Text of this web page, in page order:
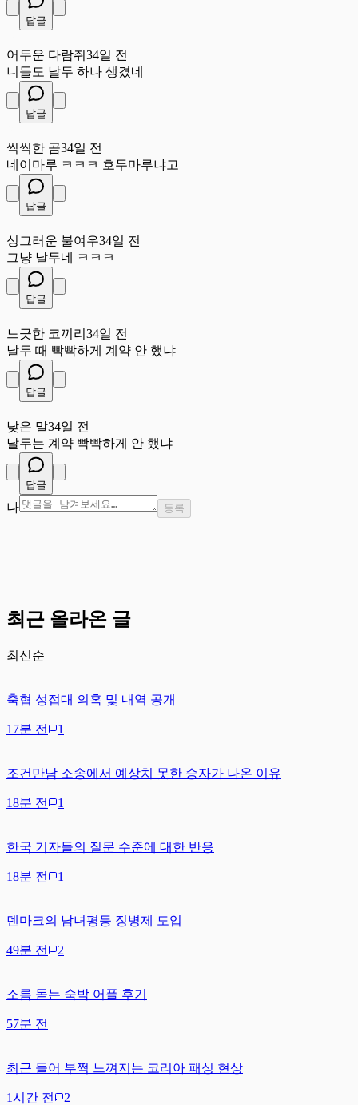
답글
어두운 다람쥐 34일 전
니들도 날두 하나 생겼네
답글
씩씩한 곰34일 전
네이마루 ㅋㅋㅋ 호두마루냐고
답글
싱그러운 불여우34일 전
그냥 날두네 ㅋㅋㅋ
답글
느긋한 코끼리 34일 전
날두 때 빡빡하게 계약 안 했냐
답글
낮은 말34일 전
날두는 계약 빡빡하게 안 했냐
답글
나 등록
최근 올라온 글
최신순
축협 성접대 의혹 및 내역 공개
17분 전 1
조건만남 소송에서 예상치 못한 승자가 나온 이유
18분 전 1
한국 기자들의 질문 수준에 대한 반응
18분 전 1
덴마크의 남녀평등 징병제 도입
49분 전 2
소름 돋는 숙박 어플 후기
57분 전
최근 들어 부쩍 느껴지는 코리아 패싱 현상
1시간 전 2